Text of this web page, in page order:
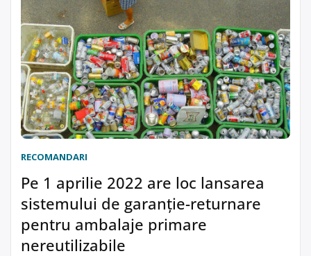
RECOMANDARI
Pe 1 aprilie 2022 are loc lansarea
sistemului de garanţie-returnare
pentru ambalaje primare
nereutilizabile